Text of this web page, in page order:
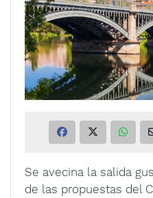
Se avecina la salida
de las propuestas del